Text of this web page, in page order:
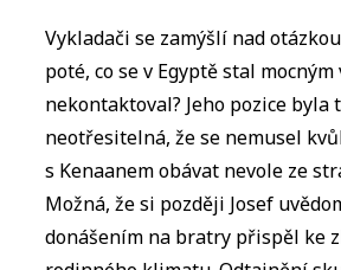
Vykladači se zamýšlí nad
poté, co se v Egyptě stal mocným
nekontaktoval? Jeho pozice byla
neotřesitelná, že se nemusel
s Kenaanem obávat nevole ze
Možná, že si později Josef
donášením na bratry přispěl ke